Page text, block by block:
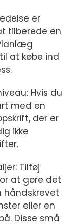
er
tilberede en
at købe ind
Hvis du
med en
der er
ikke
Tilføj
at gøre det
håndskrevet
eller en
Disse små